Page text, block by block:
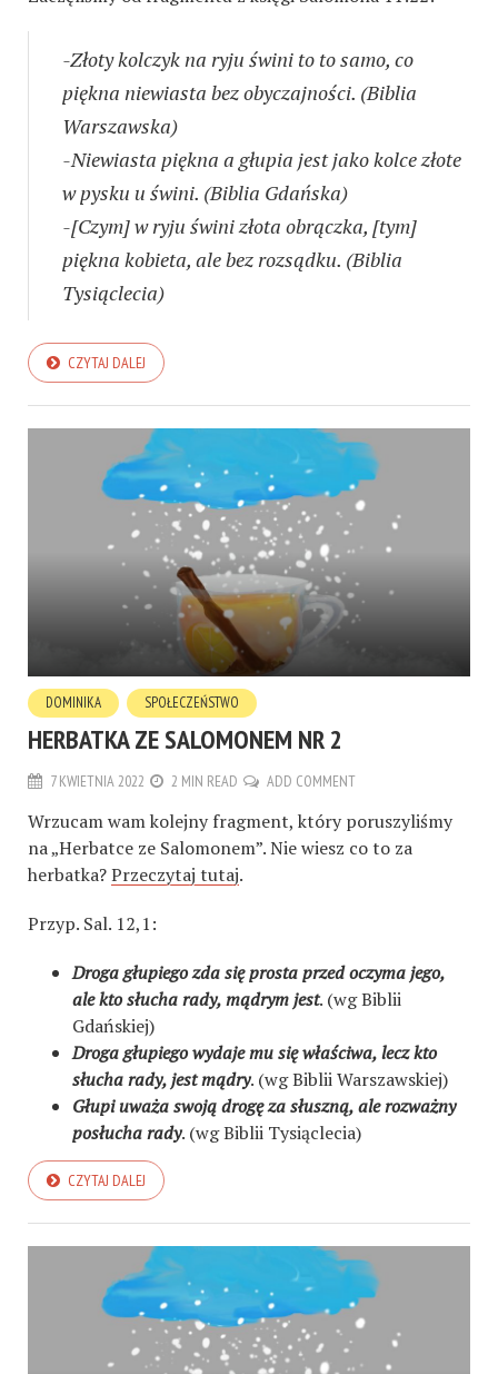
-Złoty kolczyk na ryju świni to to samo, co
piękna niewiasta bez obyczajności. (Biblia
Warszawska)
-Niewiasta piękna a głupia jest jako kolce złote
w pysku u świni. (Biblia Gdańska)
-[Czym] w ryju świni złota obrączka, [tym]
piękna kobieta, ale bez rozsądku. (Biblia
Tysiąclecia)
CZYTAJ DALEJ
DOMINIKA SPOŁECZEŃSTWO
HERBATKA ZE SALOMONEM NR 2
7 KWIETNIA 2022 2 MIN READ ADD COMMENT
Wrzucam wam kolejny fragment, który poruszyliśmy
na „Herbatce ze Salomonem”. Nie wiesz co to za
herbatka?Przeczytaj tutaj.
Przyp. Sal. 12,1:
Droga głupiego zda się prosta przed oczyma jego,
ale kto słucha rady, mądrym jest. (wg Biblii
Gdańskiej)
Droga głupiego wydaje mu się właściwa, lecz kto
słucha rady, jest mądry. (wg Biblii Warszawskiej)
Głupi uważa swoją drogę za słuszną, ale rozważny
posłucha rady. (wg Biblii Tysiąclecia)
CZYTAJ DALEJ